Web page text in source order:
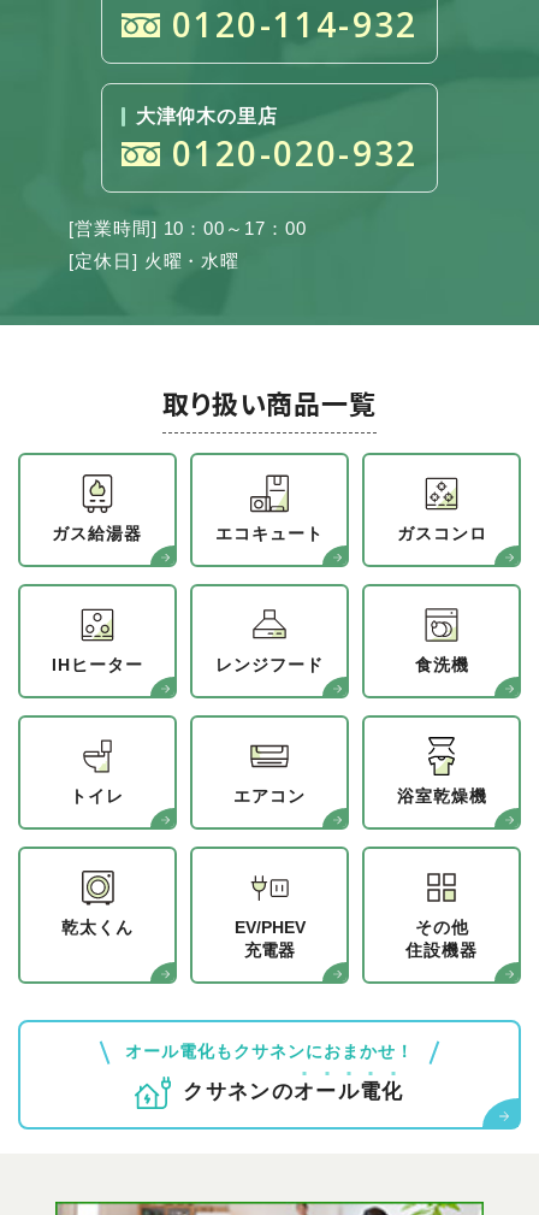
0120-114-932
大津仰木の里店
0120-020-932
[営業時間] 10：00～17：00
[定休日] 火曜・水曜
取り扱い商品一覧
ガス給湯器 エコキュート ガスコンロ
IHヒーター レンジフード 食洗機
トイレ エアコン 浴室乾燥機
乾太くん
EV/PHEV
充電器
その他
住設機器
オール電化もクサネンにおまかせ！
クサネンのオール電化